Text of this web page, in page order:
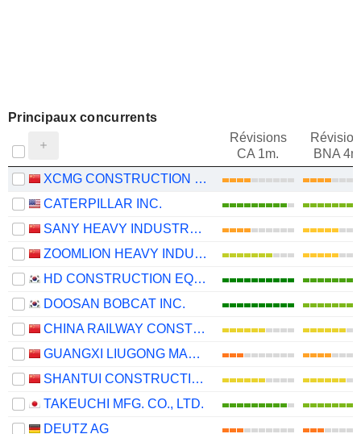
Principaux concurrents
Révisions
CA 1m.
BNA
XCMG CONSTRUCTION MACHINERY CO., LTD.
CATERPILLAR INC.
SANY HEAVY INDUSTRY CO.,LTD
ZOOMLION HEAVY INDUSTRY SCIENCE AND TECHNOLOGY CO., LTD.
HD CONSTRUCTION EQUIPMENT CO., LTD.
DOOSAN BOBCAT INC.
CHINA RAILWAY CONSTRUCTION HEAVY INDUSTRY CORPORATION LIMITED
GUANGXI LIUGONG MACHINERY CO., LTD.
SHANTUI CONSTRUCTION MACHINERY CO., LTD.
TAKEUCHI MFG. CO., LTD.
DEUTZ AG